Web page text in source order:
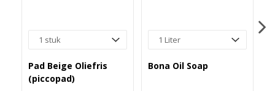
Pad Beige Oliefris
(piccopad)
Bona Oil Soap